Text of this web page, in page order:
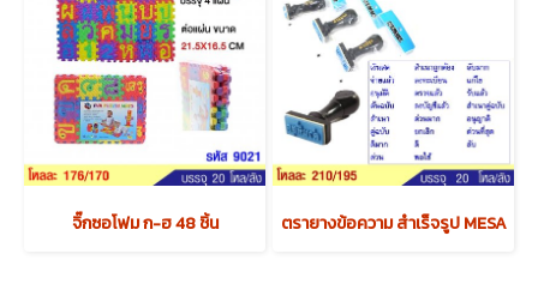
จิ๊กซอโฟม ก-ฮ 48 ชิ้น ตรายางข้อความ สำเร็จรูป MESA